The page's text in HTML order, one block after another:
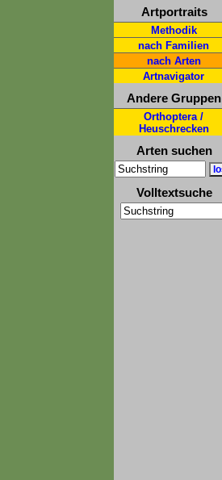
Artportraits
Methodik
nach Familien
nach Arten
Artnavigator
Andere Gruppen
Orthoptera /
Heuschrecken
Arten suchen
Volltextsuche